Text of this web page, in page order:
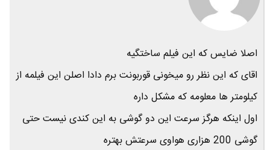
اصلا ضایس که این فیلم ساختگیه
اقای که این نظر رو میخونی قوربونت برم دادا اصلن این فیلمه از
کیلومتر ها معلومه که مشکل داره
اول اینکه هرگز سرعت این دو گوشی به این کندی نیست حتی
گوشی 200 هزاری هواوی سرعتش بهتره